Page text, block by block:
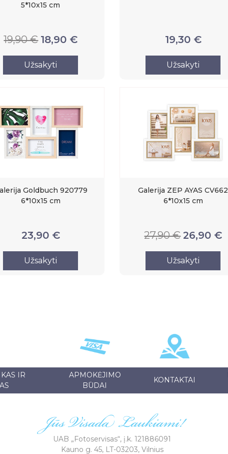
5*10x15 cm
19,90 € 18,90 €
Užsakyti
19,30 €
Užsakyti
Goldbuch 920779
6*10x15 cm
23,90 €
Užsakyti
Galerija ZEP AYAS CV662
6*10x15 cm
27,90 € 26,90 €
Užsakyti
IR
APMOKĖJIMO
BŪDAI
KONTAKTAI
UAB „Fotoservisas“, į.k. 121886091
Kauno g. 45, LT-03203, Vilnius